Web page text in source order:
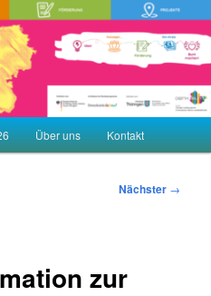
für
Gewalt und
Über uns Kontakt
Nächster →
zur